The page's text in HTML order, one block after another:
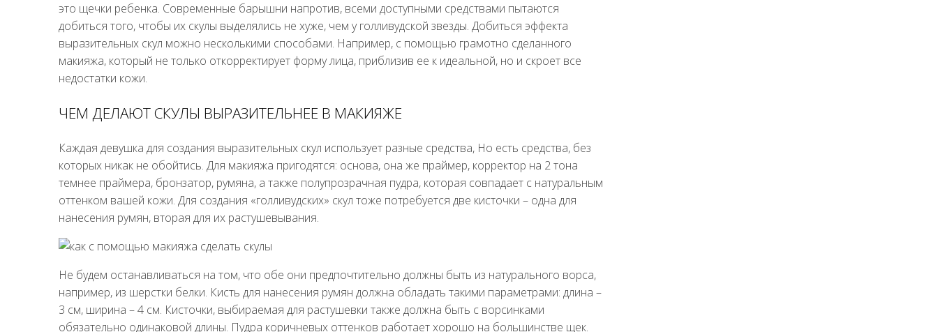
это щечки ребенка. Современные барышни напротив, всеми доступными средствами пытаются
добиться того, чтобы их скулы выделялись не хуже, чем у голливудской звезды. Добиться эффекта
выразительных скул можно несколькими способами. Например, с помощью грамотно сделанного
макияжа, который не только откорректирует форму лица, приблизив ее к идеальной, но и скроет все
недостатки кожи.
ЧЕМ ДЕЛАЮТ СКУЛЫ ВЫРАЗИТЕЛЬНЕЕ В МАКИЯЖЕ
Каждая девушка для создания выразительных скул использует разные средства, Но есть средства, без
которых никак не обойтись. Для макияжа пригодятся: основа, она же праймер, корректор на 2 тона
темнее праймера, бронзатор, румяна, а также полупрозрачная пудра, которая совпадает с натуральным
оттенком вашей кожи. Для создания «голливудских» скул тоже потребуется две кисточки – одна для
нанесения румян, вторая для их растушевывания.
Не будем останавливаться на том, что обе они предпочтительно должны быть из натурального ворса,
например, из шерстки белки. Кисть для нанесения румян должна обладать такими параметрами: длина –
3 см, ширина – 4 см. Кисточки, выбираемая для растушевки также должна быть с ворсинками
обязательно одинаковой длины. Пудра коричневых оттенков работает хорошо на большинстве щек.